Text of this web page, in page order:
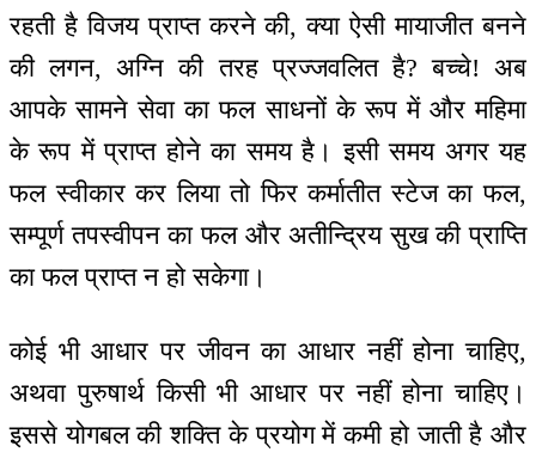
रहती है विजय प्राप्त करने की, क्या ऐसी मायाजीत बनने
की लगन, अग्नि की तरह प्रज्जवलित है? बच्चे! अब
आपके सामने सेवा का फल साधनों के रूप में और महिमा
के रूप में प्राप्त होने का समय है। इसी समय अगर यह
फल स्वीकार कर लिया तो फिर कर्मातीत स्टेज का फल,
सम्पूर्ण तपस्वीपन का फल और अतीन्द्रिय सुख की प्राप्ति
का फल प्राप्त न हो सकेगा।
कोई भी आधार पर जीवन का आधार नहीं होना चाहिए,
अथवा पुरुषार्थ किसी भी आधार पर नहीं होना चाहिए।
इससे योगबल की शक्ति के प्रयोग में कमी हो जाती है और